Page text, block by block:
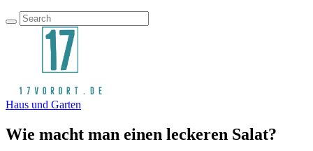
Haus und Garten
Wie macht man einen leckeren Salat?